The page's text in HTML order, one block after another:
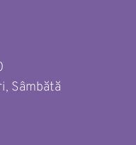
Sâmbătă